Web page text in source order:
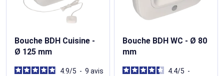
Bouche BDH Cuisine -
Ø 125 mm
4.9/5 - 9 avis
Bouche BDH WC - Ø 80
mm
4.4/5 -